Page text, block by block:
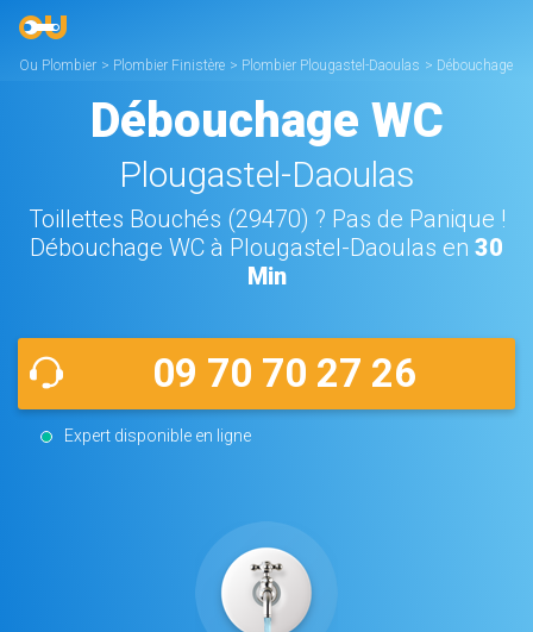
Ou Plombier > Plombier Finistère > Plombier Plougastel-Daoulas > Débouchage
Débouchage WC
Plougastel-Daoulas
Toillettes Bouchés (29470) ? Pas de Panique !
Débouchage WC à Plougastel-Daoulas en 30
Min
09 70 70 27 26
Expert disponible en ligne